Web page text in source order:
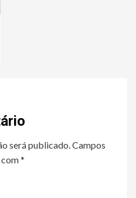
será publicado. Campos
*